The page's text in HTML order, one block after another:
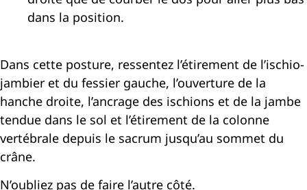
dans la position.
Dans cette posture, ressentez l’étirement de l’ischio-
jambier et du fessier gauche, l’ouverture de la
hanche droite, l’ancrage des ischions et de la jambe
tendue dans le sol et l’étirement de la colonne
vertébrale depuis le sacrum jusqu’au sommet du
crâne.
N’oubliez pas de faire l’autre côté.